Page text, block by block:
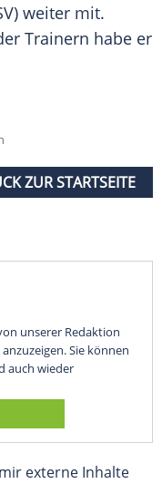
weiter mit.
Trainern habe er
ZUR STARTSEITE
unserer Redaktion
Sie können
auch wieder
externe Inhalte